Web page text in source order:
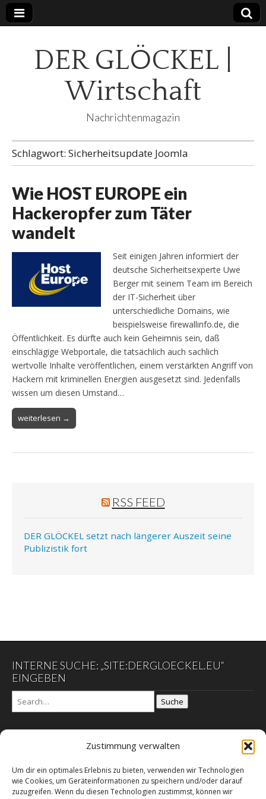
Zustimmung verwalten
Um dir ein optimales Erlebnis zu bieten, verwenden wir Technologien
wie Cookies, um Geräteinformationen zu speichern und/oder darauf
zuzugreifen. Wenn du diesen Technologien zustimmst, können wir
DER GLÖCKEL |
Wirtschaft
Nachrichtenmagazin
Schlagwort: Sicherheitsupdate Joomla
Wie HOST EUROPE ein
Hackeropfer zum Täter
wandelt
Seit einigen Jahren informiert der
deutsche Sicherheitsexperte Uwe
Berger mit seinem Team im Bereich
der IT-Sicherheit über
unterschiedliche Domains, wie
beispielsweise firewallinfo.de, die
Öffentlichkeit. Es dürfte auch kein Geheimnis sein, daß
einschlägige Webportale, die tatsächlich auch sachlich
wertvolle Inhalte veröffentlichen, einem verstärkten Angriff von
Hackern mit kriminellen Energien ausgesetzt sind. Jedenfalls
wissen um diesen Umstand…
weiterlesen →
RSS FEED
DER GLÖCKEL setzt nach längerer Auszeit seine
Publizistik fort
INTERNE SUCHE: „SITE:DERGLOECKEL.EU“
EINGEBEN
Suche
Datenschutzerklärung
DER SCHWARZE EGON